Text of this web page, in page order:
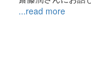
...read more